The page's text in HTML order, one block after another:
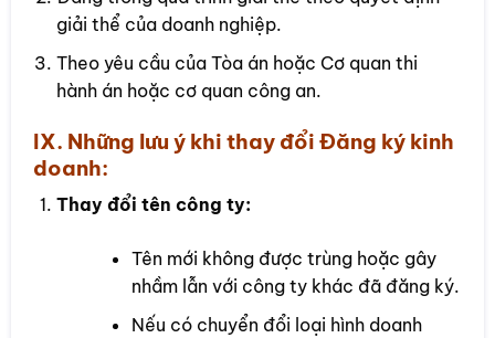
giải thể của doanh nghiệp.
Theo yêu cầu của Tòa án hoặc Cơ quan thi
hành án hoặc cơ quan công an.
IX. Những lưu ý khi thay đổi Đăng ký kinh
doanh:
Thay đổi tên công ty:
Tên mới không được trùng hoặc gây
nhầm lẫn với công ty khác đã đăng ký.
Nếu có chuyển đổi loại hình doanh